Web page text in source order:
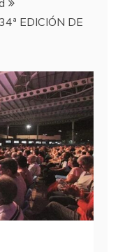
EDICIÓN DE